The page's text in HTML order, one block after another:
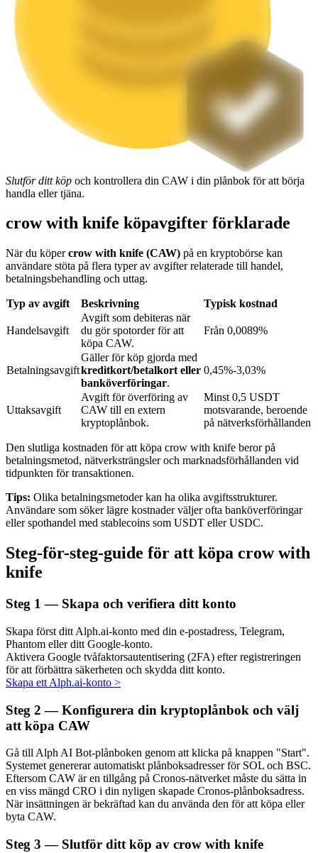
Launchpool
Flexibel insats för att tjäna populära tokens
BTR-låsningar
Exklusiva investeringar för BTR-innehavare
Lån
Kryptostödd lånetjänst
Ta långsiktig vinst och flexibla intressen
Slutför ditt köp och kontrollera din CAW i din plånbok för att börja
handla eller tjäna.
crow with knife köpavgifter förklarade
När du köpercrow with knife (CAW) på en kryptobörse kan
användare stöta på flera typer av avgifter relaterade till handel,
betalningsbehandling och uttag.
Typ av avgift Beskrivning Typisk kostnad
Handelsavgift
Avgift som debiteras när
du gör spotorder för att
köpa CAW.
Från 0,0089%
Betalningsavgift
Gäller för köp gjorda med
kreditkort/betalkort eller
banköverföringar.
0,45%-3,03%
Uttaksavgift
Avgift för överföring av
CAW till en extern
kryptoplånbok.
Minst 0,5 USDT
motsvarande, beroende
på nätverksförhållanden
Den slutliga kostnaden för att köpa crow with knife beror på
betalningsmetod, nätverksträngsler och marknadsförhållanden vid
tidpunkten för transaktionen.
Tips: Olika betalningsmetoder kan ha olika avgiftsstrukturer.
Användare som söker lägre kostnader väljer ofta banköverföringar
eller spothandel med stablecoins som USDT eller USDC.
Steg-för-steg-guide för att köpa crow with
knife
Steg 1 — Skapa och verifiera ditt konto
Skapa först ditt Alph.ai-konto med din e-postadress, Telegram,
Phantom eller ditt Google-konto.
Aktivera Google tvåfaktorsautentisering (2FA) efter registreringen
för att förbättra säkerheten och skydda ditt konto.
Skapa ett Alph.ai-konto >
Steg 2 — Konfigurera din kryptoplånbok och välj
att köpa CAW
Gå till Alph AI Bot-plånboken genom att klicka på knappen "Start".
Systemet genererar automatiskt plånboksadresser för SOL och BSC.
Eftersom CAW är en tillgång på Cronos-nätverket måste du sätta in
en viss mängd CRO i din nyligen skapade Cronos-plånboksadress.
När insättningen är bekräftad kan du använda den för att köpa eller
byta CAW.
Steg 3 — Slutför ditt köp av crow with knife